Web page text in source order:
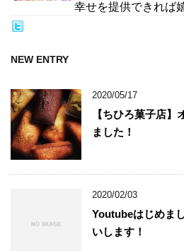
幸せを提供できれば
NEW ENTRY
2020/05/17
【ちひろ菓子店
ました！
2020/02/03
Youtubeはじめま
いします！